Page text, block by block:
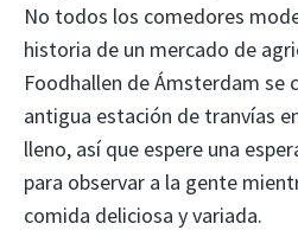
No todos los comedores
historia de un mercado de
Foodhallen de Ámsterdam se
antigua estación de tranvías
lleno, así que espere una
para observar a la gente
comida deliciosa y variada.